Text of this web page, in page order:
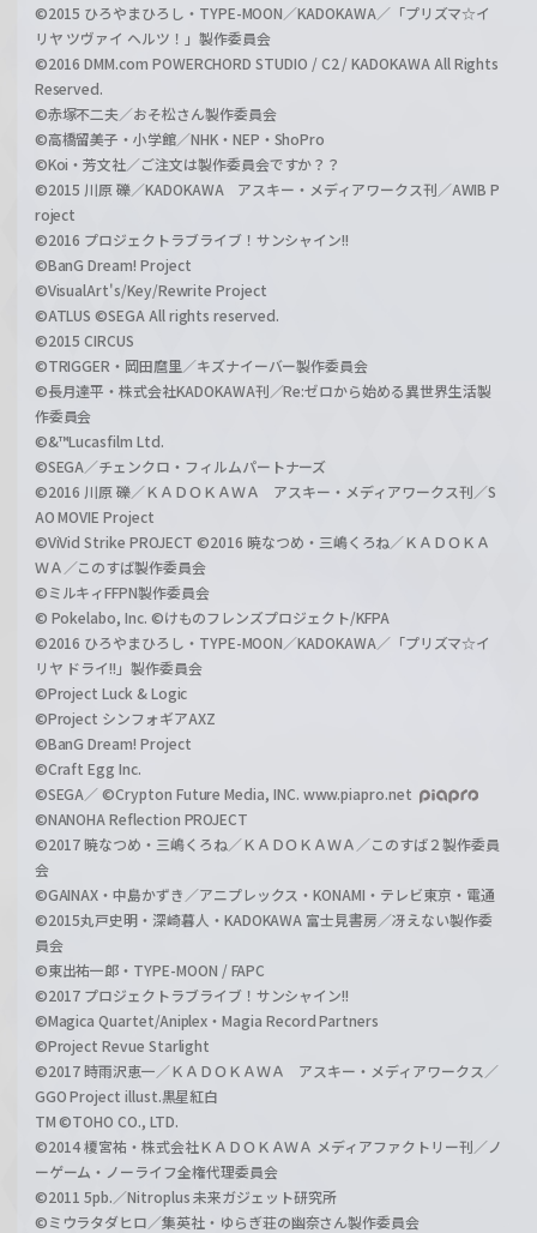
©2015 ひろやまひろし・TYPE-MOON／KADOKAWA／「プリズマ☆イ
リヤ ツヴァイ ヘルツ！」製作委員会
©2016 DMM.com POWERCHORD STUDIO / C2 / KADOKAWA All Rights
Reserved.
©赤塚不二夫／おそ松さん製作委員会
©高橋留美子・小学館／NHK・NEP・ShoPro
©Koi・芳文社／ご注文は製作委員会ですか？？
©2015 川原 礫／KADOKAWA アスキー・メディアワークス刊／AWIB P
roject
©2016 プロジェクトラブライブ！サンシャイン!!
©BanG Dream! Project
©VisualArt's/Key/Rewrite Project
©ATLUS ©SEGA All rights reserved.
©2015 CIRCUS
©TRIGGER・岡田麿里／キズナイーバー製作委員会
©長月達平・株式会社KADOKAWA刊／Re:ゼロから始める異世界生活製
作委員会
©&™Lucasfilm Ltd.
©SEGA／チェンクロ・フィルムパートナーズ
©2016 川原 礫／ＫＡＤＯＫＡＷＡ アスキー・メディアワークス刊／S
AO MOVIE Project
©ViVid Strike PROJECT ©2016 暁なつめ・三嶋くろね／ＫＡＤＯＫＡ
ＷＡ／このすば製作委員会
©ミルキィFFPN製作委員会
© Pokelabo, Inc. ©けものフレンズプロジェクト/KFPA
©2016 ひろやまひろし・TYPE-MOON／KADOKAWA／「プリズマ☆イ
リヤ ドライ!!」製作委員会
©Project Luck & Logic
©Project シンフォギアAXZ
©BanG Dream! Project
©Craft Egg Inc.
©SEGA／ ©Crypton Future Media, INC. www.piapro.net
©NANOHA Reflection PROJECT
©2017 暁なつめ・三嶋くろね／ＫＡＤＯＫＡＷＡ／このすば２製作委員
会
©GAINAX・中島かずき／アニプレックス・KONAMI・テレビ東京・電通
©2015丸戸史明・深崎暮人・KADOKAWA 富士見書房／冴えない製作委
員会
©東出祐一郎・TYPE-MOON / FAPC
©2017 プロジェクトラブライブ！サンシャイン!!
©Magica Quartet/Aniplex・Magia Record Partners
©Project Revue Starlight
©2017 時雨沢恵一／ＫＡＤＯＫＡＷＡ アスキー・メディアワークス／
GGO Project illust.黒星紅白
TM ©TOHO CO., LTD.
©2014 榎宮祐・株式会社ＫＡＤＯＫＡＷＡ メディアファクトリー刊／ノ
ーゲーム・ノーライフ全権代理委員会
©2011 5pb.／Nitroplus 未来ガジェット研究所
©ミウラタダヒロ／集英社・ゆらぎ荘の幽奈さん製作委員会